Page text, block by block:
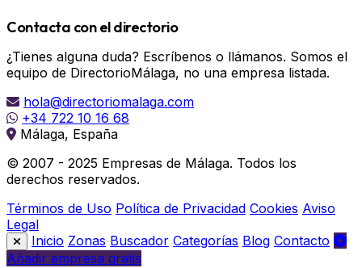
Contacta con el directorio
¿Tienes alguna duda? Escríbenos o llámanos. Somos el
equipo de DirectorioMálaga, no una empresa listada.
hola@directoriomalaga.com
+34 722 10 16 68
Málaga, España
© 2007 - 2025 Empresas de Málaga. Todos los
derechos reservados.
Términos de Uso Política de Privacidad Cookies Aviso
Legal
Inicio Zonas Buscador Categorías Blog Contacto
Añadir empresa gratis